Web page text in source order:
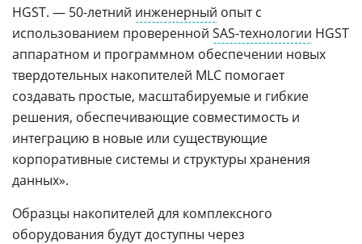
HGST. — 50-летний инженерный опыт с
использованием проверенной SAS-технологии HGST
аппаратном и программном обеспечении новых
твердотельных накопителей MLC помогает
создавать простые, масштабируемые и гибкие
решения, обеспечивающие совместимость и
интеграцию в новые или существующие
корпоративные системы и структуры хранения
данных».
Образцы накопителей для комплексного
оборудования будут доступны через